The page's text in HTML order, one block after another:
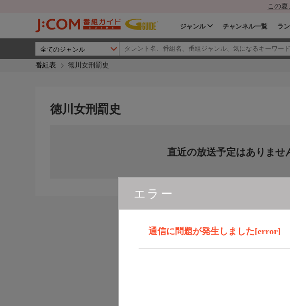
この
ジャンル チャンネル一覧 ラ
番組表 徳川女刑罰史
エラー
通信に問題が発生しました[error]
徳川女刑罰史
直近の放送予定はありませ